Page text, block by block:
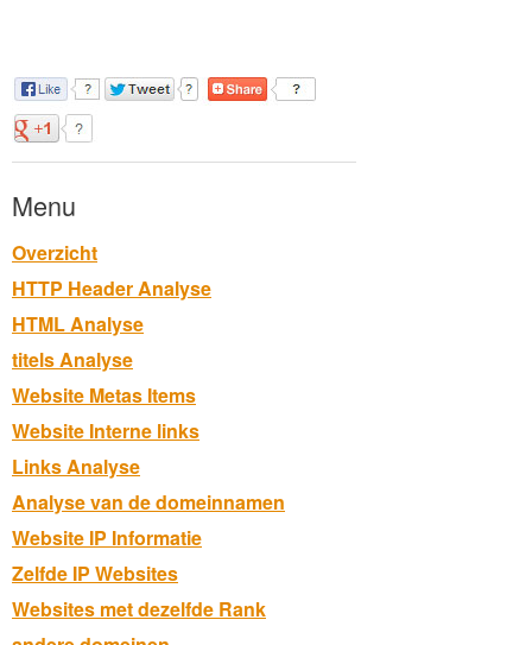
Menu
Overzicht
HTTP Header Analyse
HTML Analyse
titels Analyse
Website Metas Items
Website Interne links
Links Analyse
Analyse van de domeinnamen
Website IP Informatie
Zelfde IP Websites
Websites met dezelfde Rank